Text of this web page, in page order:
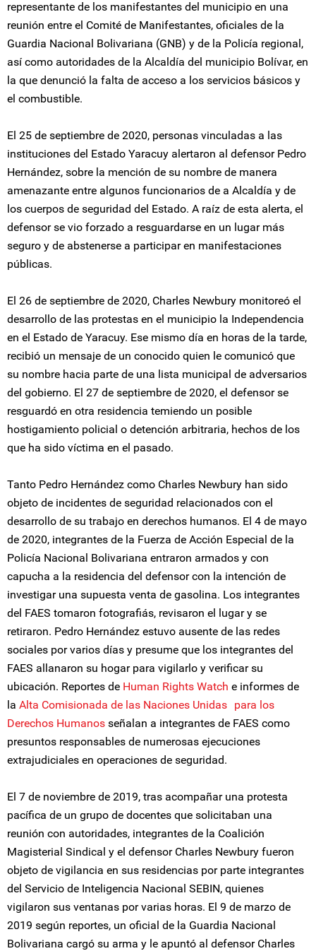
representante de los manifestantes del municipio en una
reunión entre el Comité de Manifestantes, oficiales de la
Guardia Nacional Bolivariana (GNB) y de la Policía regional,
así como autoridades de la Alcaldía del municipio Bolívar, en
la que denunció la falta de acceso a los servicios básicos y
el combustible.
El 25 de septiembre de 2020, personas vinculadas a las
instituciones del Estado Yaracuy alertaron al defensor Pedro
Hernández, sobre la mención de su nombre de manera
amenazante entre algunos funcionarios de a Alcaldía y de
los cuerpos de seguridad del Estado. A raíz de esta alerta, el
defensor se vio forzado a resguardarse en un lugar más
seguro y de abstenerse a participar en manifestaciones
públicas.
El 26 de septiembre de 2020, Charles Newbury monitoreó el
desarrollo de las protestas en el municipio la Independencia
en el Estado de Yaracuy. Ese mismo día en horas de la tarde,
recibió un mensaje de un conocido quien le comunicó que
su nombre hacia parte de una lista municipal de adversarios
del gobierno. El 27 de septiembre de 2020, el defensor se
resguardó en otra residencia temiendo un posible
hostigamiento policial o detención arbitraria, hechos de los
que ha sido víctima en el pasado.
Tanto Pedro Hernández como Charles Newbury han sido
objeto de incidentes de seguridad relacionados con el
desarrollo de su trabajo en derechos humanos. El 4 de mayo
de 2020, integrantes de la Fuerza de Acción Especial de la
Policía Nacional Bolivariana entraron armados y con
capucha a la residencia del defensor con la intención de
investigar una supuesta venta de gasolina. Los integrantes
del FAES tomaron fotografiás, revisaron el lugar y se
retiraron. Pedro Hernández estuvo ausente de las redes
sociales por varios días y presume que los integrantes del
FAES allanaron su hogar para vigilarlo y verificar su
ubicación. Reportes de Human Rights Watch e informes de
la Alta Comisionada de las Naciones Unidas para los
Derechos Humanos señalan a integrantes de FAES como
presuntos responsables de numerosas ejecuciones
extrajudiciales en operaciones de seguridad.
El 7 de noviembre de 2019, tras acompañar una protesta
pacífica de un grupo de docentes que solicitaban una
reunión con autoridades, integrantes de la Coalición
Magisterial Sindical y el defensor Charles Newbury fueron
objeto de vigilancia en sus residencias por parte integrantes
del Servicio de Inteligencia Nacional SEBIN, quienes
vigilaron sus ventanas por varias horas. El 9 de marzo de
2019 según reportes, un oficial de la Guardia Nacional
Bolivariana cargó su arma y le apuntó al defensor Charles